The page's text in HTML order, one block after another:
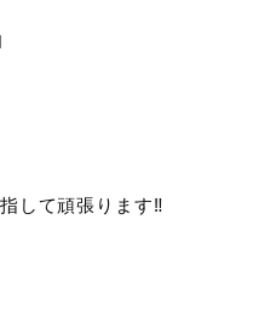
して頑張ります‼️